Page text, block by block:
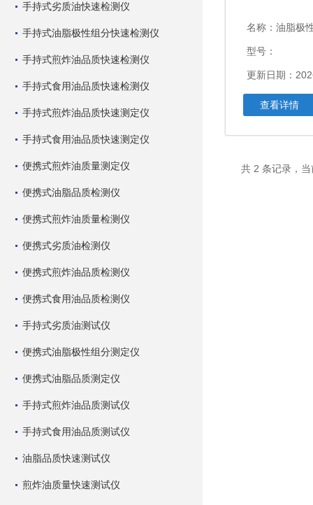
手持式劣质油快速检测仪
手持式油脂极性组分快速检测仪
手持式煎炸油品质快速检测仪
手持式食用油品质快速检测仪
手持式煎炸油品质快速测定仪
手持式食用油品质快速测定仪
便携式煎炸油质量测定仪
便携式油脂品质检测仪
便携式煎炸油质量检测仪
便携式劣质油检测仪
便携式煎炸油品质检测仪
便携式食用油品质检测仪
手持式劣质油测试仪
便携式油脂极性组分测定仪
便携式油脂品质测定仪
手持式煎炸油品质测试仪
手持式食用油品质测试仪
油脂品质快速测试仪
煎炸油质量快速测试仪
名称： 油脂极性
型号：
更新日期：
查看详情
共 2 条记录，